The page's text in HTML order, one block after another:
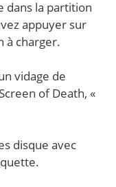
dans la partition
appuyer sur
à charger.
vidage de
of Death, «
disque avec